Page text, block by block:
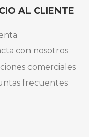
AL CLIENTE
con nosotros
comerciales
frecuentes